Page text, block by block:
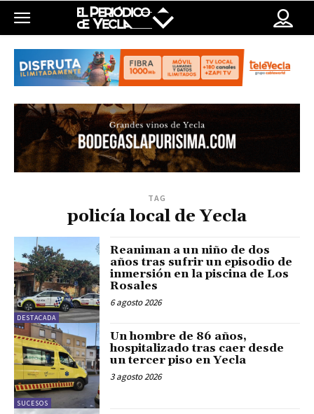
TAG
policía local de Yecla
DESTACADA
Reaniman a un niño de dos
años tras sufrir un episodio de
inmersión en la piscina de Los
Rosales
6 agosto 2026
SUCESOS
Un hombre de 86 años,
hospitalizado tras caer desde
un tercer piso en Yecla
3 agosto 2026